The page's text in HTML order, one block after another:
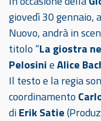
giovedì 30 gennaio,
Nuovo, andrà in
titolo “La giostra
PelosinieAlice
Il testo e la regia
coordinamento
diErik Satie